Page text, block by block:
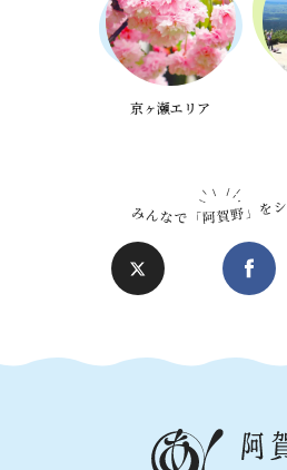
京ヶ瀬エリア